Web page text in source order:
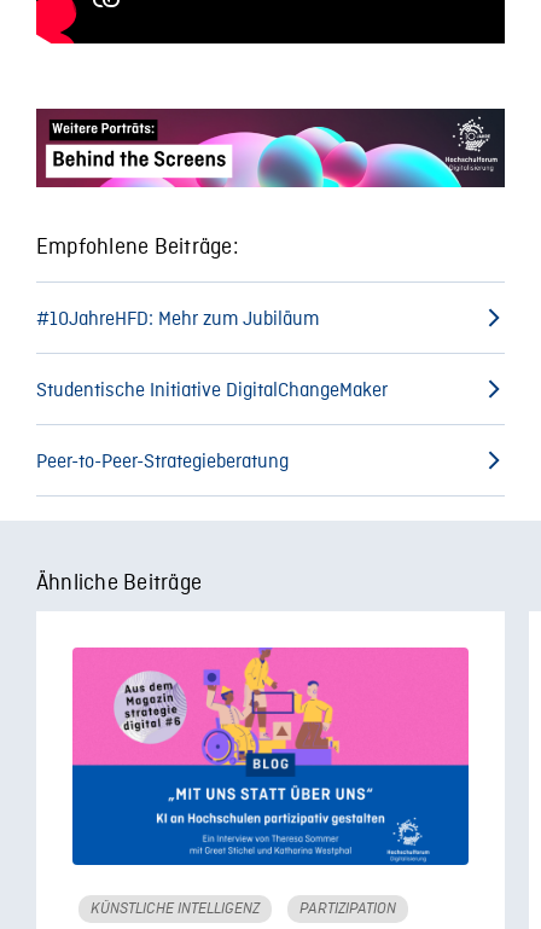
Empfohlene Beiträge:
#10JahreHFD: Mehr zum Jubiläum
Studentische Initiative DigitalChangeMaker
Peer-to-Peer-Strategieberatung
Ähnliche Beiträge
KÜNSTLICHE INTELLIGENZ PARTIZIPATION